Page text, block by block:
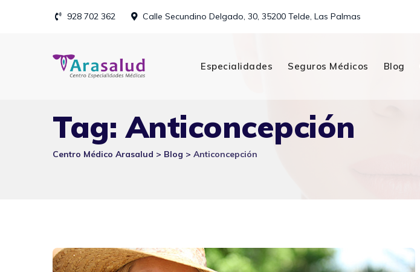
928 702 362 Calle Secundino Delgado, 30, 35200 Telde, Las Palmas
Especialidades Seguros Médicos Blog
Tag: Anticoncepción
Centro Médico Arasalud > Blog > Anticoncepción